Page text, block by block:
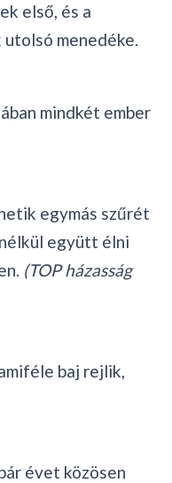
első, és a
menedéke.
mindkét ember
egymás szűrét
együtt élni
(TOP házasság
baj rejlik,
évet közösen